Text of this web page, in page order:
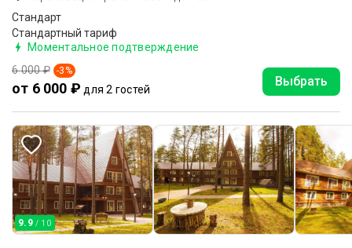
Стандарт
Стандартный тариф
Моментальное подтверждение
6 000 ₽ -3 %
от 6 000 ₽ для 2 гостей
Выбрать
9.9 / 10